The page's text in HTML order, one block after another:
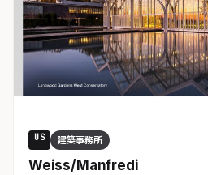
US 建築事務所
Weiss/Manfredi